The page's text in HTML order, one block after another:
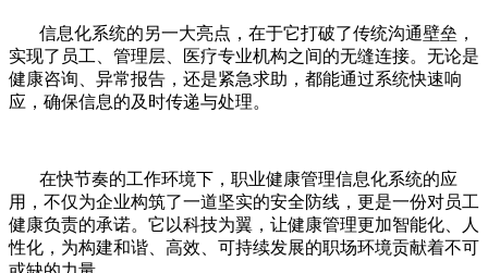
信息化系统的另一大亮点，在于它打破了传统沟通壁垒，
实现了员工、管理层、医疗专业机构之间的无缝连接。无论是
健康咨询、异常报告，还是紧急求助，都能通过系统快速响
应，确保信息的及时传递与处理。
在快节奏的工作环境下，职业健康管理信息化系统的应
用，不仅为企业构筑了一道坚实的安全防线，更是一份对员工
健康负责的承诺。它以科技为翼，让健康管理更加智能化、人
性化，为构建和谐、高效、可持续发展的职场环境贡献着不可